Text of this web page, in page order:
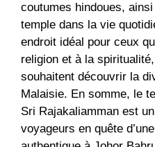
coutumes hindoues,
temple dans la vie
endroit idéal pour ceux
religion et à la
souhaitent découvrir la
Malaisie. En somme, le
Sri Rajakaliamman est
voyageurs en quête